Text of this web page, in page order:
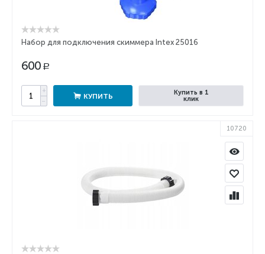
Набор для подключения скиммера Intex 25016
600 Р
+
−
КУПИТЬ
Купить в 1
клик
10720